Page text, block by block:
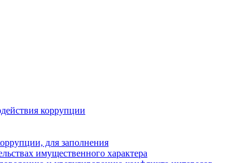
коррупции
для заполнения
имущественного характера